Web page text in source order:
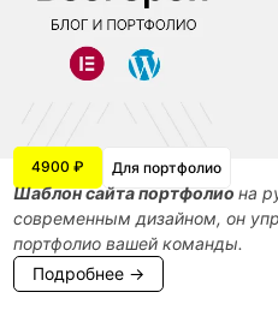
$line_item
4900 ₽ Для портфолио
Шаблон сайта портфолиона
современным дизайном, он
портфолио вашей команды.
Подробнее →